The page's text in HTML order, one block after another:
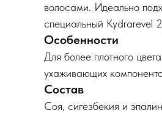
волосами. Идеально
специальный Kydrarevel
Особенности
Для более плотного
ухаживающих
Состав
Соя, сигезбекия и